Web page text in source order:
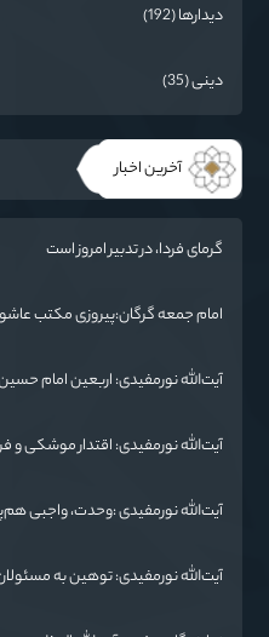
دیدارها (192)
دینی (35)
آخرین اخبار
گرمای فردا، در تدبیر امروز است
امام جمعه گرگان:پیروزی مکتب
آیت‌الله نورمفیدی: اربعین امام
آیت‌الله نورمفیدی: اقتدار موشکی و
آیت‌الله نورمفیدی :وحدت، واجبی
آیت‌الله نورمفیدی: توهین به